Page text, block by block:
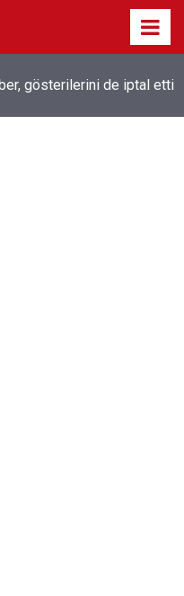
yıldız Mohamed Salah
geliyor